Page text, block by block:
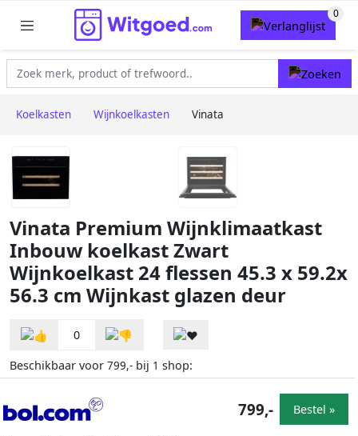
Koelkasten Wijnkoelkasten Vinata
Vinata Premium Wijnklimaatkast
Inbouw koelkast Zwart
Wijnkoelkast 24 flessen 45.3 x 59.2x
56.3 cm Wijnkast glazen deur
0
Beschikbaar voor 799,- bij 1 shop:
799,- Bestel »